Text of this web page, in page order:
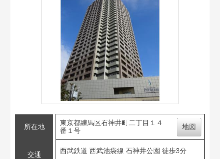
所在地
東京都練馬区石神井町二丁目１４
番１号
地図
交通
西武鉄道 西武池袋線 石神井公園 徒歩3分